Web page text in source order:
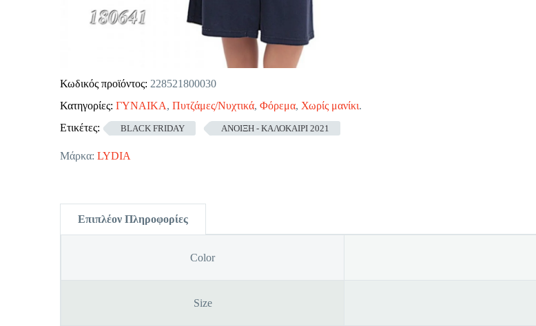
Κωδικός προϊόντος: 228521800030
Κατηγορίες: ΓΥΝΑΙΚΑ, Πυτζάμες/Νυχτικά, Φόρεμα, Χωρίς μανίκι.
Ετικέτες:
BLACK FRIDAY ΑΝΟΙΞΗ - ΚΑΛΟΚΑΙΡΙ 2021
Μάρκα: LYDIA
Επιπλέον Πληροφορίες
Color
Size